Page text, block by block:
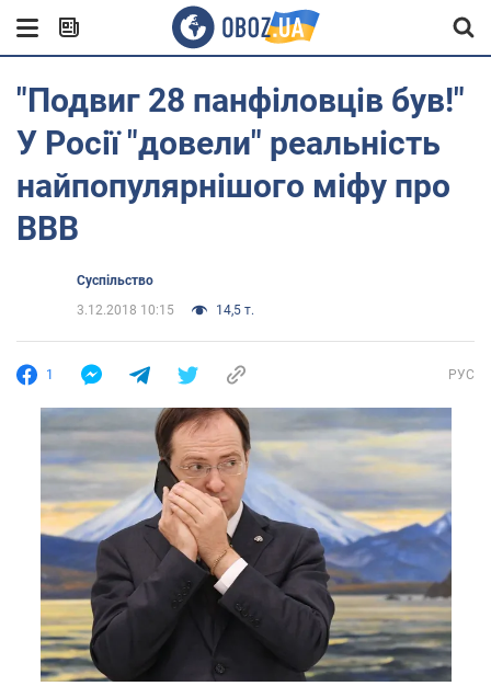
"Подвиг 28 панфіловців був!"
У Росії "довели" реальність
найпопулярнішого міфу про
ВВВ
Суспільство
3.12.2018 10:15
14,5 т.
1 РУС